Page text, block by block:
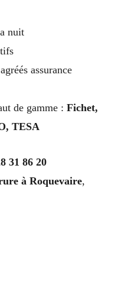
nuit
assurance
de gamme : Fichet,
TESA
31 86 20
à Roquevaire,